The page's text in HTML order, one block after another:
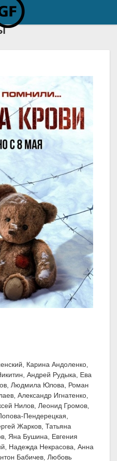
Карина Андоленко,
Андрей Рудыка, Ева
Людмила Юлова, Роман
Александр Игнатенко,
Нилов, Леонид Громов,
Пендерецкая,
Жарков, Татьяна
Яна Бушина, Евгения
Надежда Некрасова, Анна
Бабичев, Любовь